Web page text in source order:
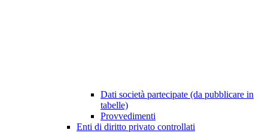
Dati società partecipate (da pubblicare in
tabelle)
Provvedimenti
Enti di diritto privato controllati